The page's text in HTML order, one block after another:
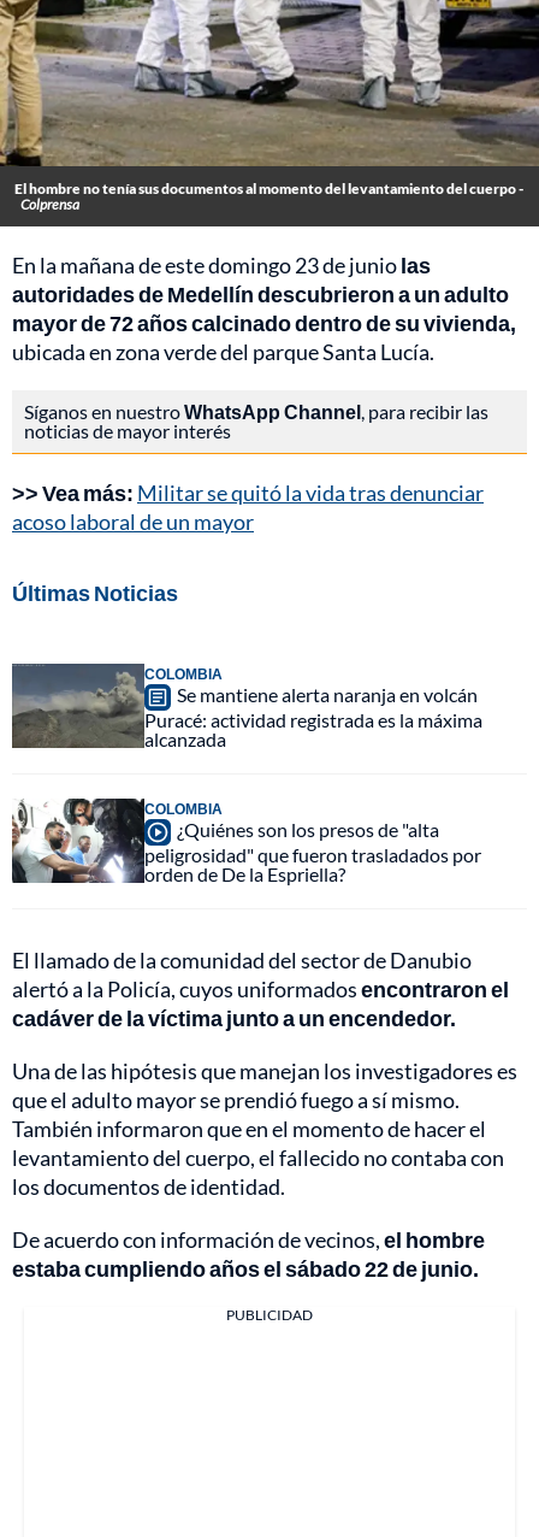
El hombre no tenía sus documentos al momento del levantamiento del cuerpo -
Colprensa
En la mañana de este domingo 23 de juniolas
autoridades de Medellín descubrieron a un adulto
mayor de 72 años calcinado dentro de su vivienda,
ubicada en zona verde del parque Santa Lucía.
Síganos en nuestroWhatsApp Channel, para recibir las
noticias de mayor interés
>> Vea más: Militar se quitó la vida tras denunciar
acoso laboral de un mayor
Últimas Noticias
COLOMBIA
Se mantiene alerta naranja en volcán
Puracé: actividad registrada es la máxima
alcanzada
COLOMBIA
¿Quiénes son los presos de "alta
peligrosidad" que fueron trasladados por
orden de De la Espriella?
El llamado de la comunidad del sector de Danubio
alertó a la Policía, cuyos uniformadosencontraron el
cadáver de la víctima junto a un encendedor.
Una de las hipótesis que manejan los investigadores es
que el adulto mayor se prendió fuego a sí mismo.
También informaron que en el momento de hacer el
levantamiento del cuerpo, el fallecido no contaba con
los documentos de identidad.
De acuerdo con información de vecinos,el hombre
estaba cumpliendo años el sábado 22 de junio.
PUBLICIDAD